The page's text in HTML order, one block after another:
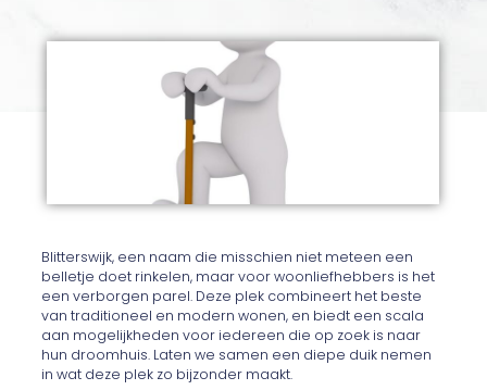
Blitterswijk, een naam die misschien niet meteen een
belletje doet rinkelen, maar voor woonliefhebbers is het
een verborgen parel. Deze plek combineert het beste
van traditioneel en modern wonen, en biedt een scala
aan mogelijkheden voor iedereen die op zoek is naar
hun droomhuis. Laten we samen een diepe duik nemen
in wat deze plek zo bijzonder maakt.